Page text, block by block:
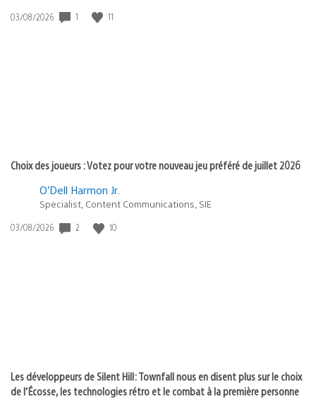
Date
03/08/2026 1 11
Choix des joueurs : Votez pour votre nouveau jeu préféré de juillet 2026
O’Dell Harmon Jr.
Specialist, Content Communications, SIE
Date
03/08/2026 2 10
Les développeurs de Silent Hill: Townfall nous en disent plus sur le choix
de l’Écosse, les technologies rétro et le combat à la première personne